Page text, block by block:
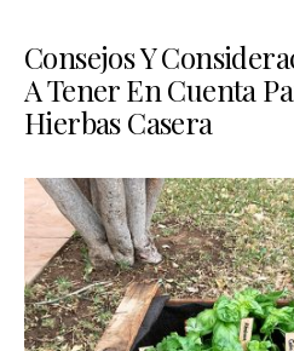
Consejos Y
A Tener En Cuenta
Hierbas Casera